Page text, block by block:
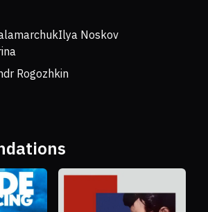
Ilya Noskov
Rogozhkin